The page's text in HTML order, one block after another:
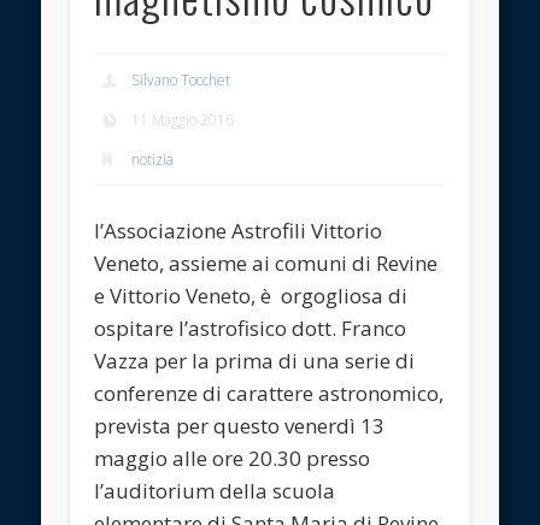
Silvano Tocchet
11 Maggio 2016
notizia
l’Associazione Astrofili Vittorio
Veneto, assieme ai comuni di Revine
e Vittorio Veneto, è orgogliosa di
ospitare l’astrofisico dott. Franco
Vazza per la prima di una serie di
conferenze di carattere astronomico,
prevista per questo venerdì 13
maggio alle ore 20.30 presso
l’auditorium della scuola